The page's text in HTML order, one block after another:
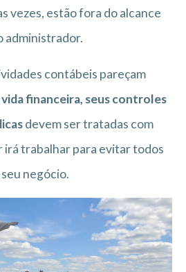
vezes, estão fora do alcance
administrador.
contábeis pareçam
vida financeira, seus controles
devem ser tratadas com
irá trabalhar para evitar todos
negócio.